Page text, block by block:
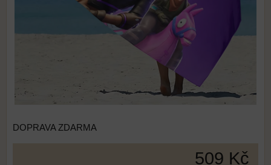
DOPRAVA ZDARMA
509 Kč